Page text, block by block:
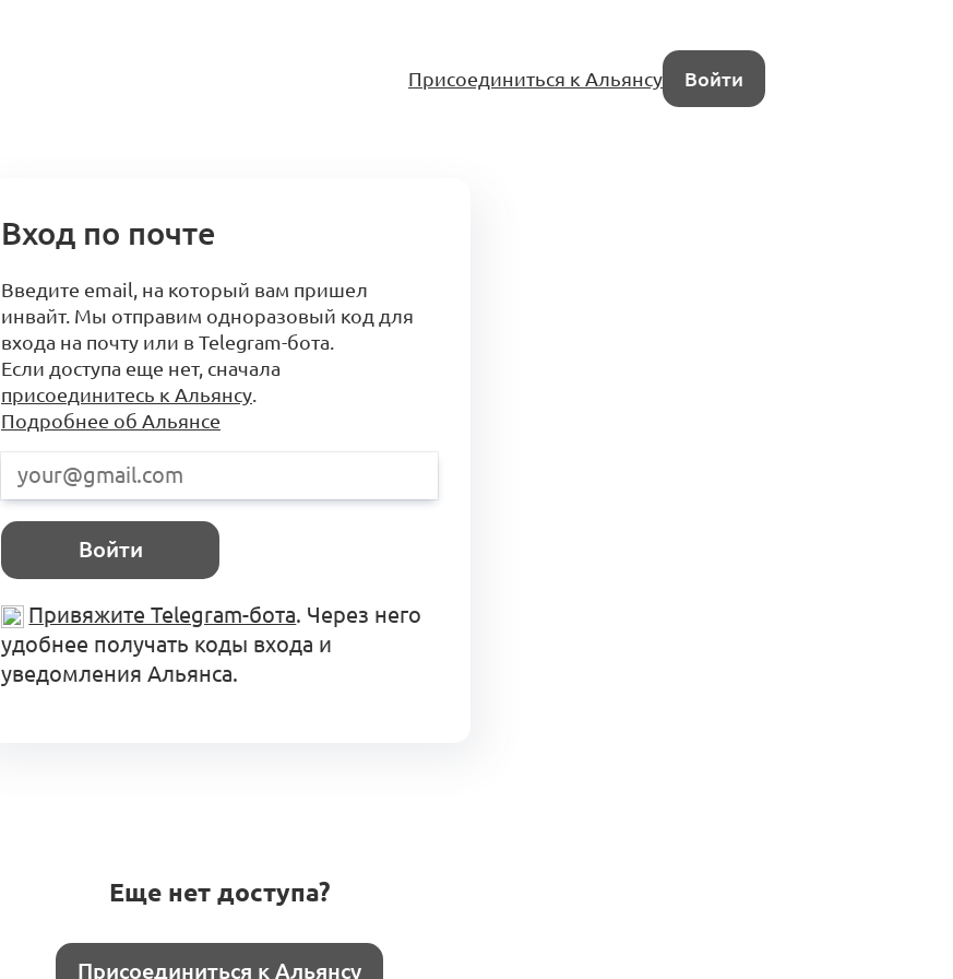
Присоединиться к Альянсу Войти
Вход по почте
Введите email, на который вам пришел
инвайт. Мы отправим одноразовый код для
входа на почту или в Telegram-бота.
Если доступа еще нет, сначала
присоединитесь к Альянсу.
Подробнее об Альянсе
Войти
Привяжите Telegram-бота. Через него
удобнее получать коды входа и
уведомления Альянса.
Еще нет доступа?
Присоединиться к Альянсу